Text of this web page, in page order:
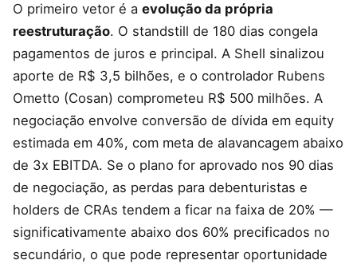
O primeiro vetor é a evolução da própria
reestruturação. O standstill de 180 dias congela
pagamentos de juros e principal. A Shell sinalizou
aporte de R$ 3,5 bilhões, e o controlador Rubens
Ometto (Cosan) comprometeu R$ 500 milhões. A
negociação envolve conversão de dívida em equity
estimada em 40%, com meta de alavancagem abaixo
de 3x EBITDA. Se o plano for aprovado nos 90 dias
de negociação, as perdas para debenturistas e
holders de CRAs tendem a ficar na faixa de 20% —
significativamente abaixo dos 60% precificados no
secundário, o que pode representar oportunidade